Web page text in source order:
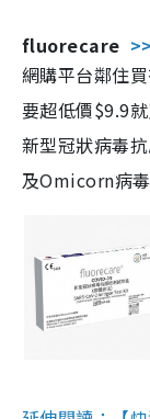
fluorecare
網購平台鄰住
要超低價$9.9
新型冠狀病毒
及Omicorn病